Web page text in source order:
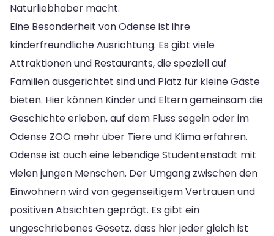
Naturliebhaber macht.
Eine Besonderheit von Odense ist ihre
kinderfreundliche Ausrichtung. Es gibt viele
Attraktionen und Restaurants, die speziell auf
Familien ausgerichtet sind und Platz für kleine Gäste
bieten. Hier können Kinder und Eltern gemeinsam die
Geschichte erleben, auf dem Fluss segeln oder im
Odense ZOO mehr über Tiere und Klima erfahren.
Odense ist auch eine lebendige Studentenstadt mit
vielen jungen Menschen. Der Umgang zwischen den
Einwohnern wird von gegenseitigem Vertrauen und
positiven Absichten geprägt. Es gibt ein
ungeschriebenes Gesetz, dass hier jeder gleich ist